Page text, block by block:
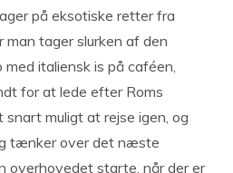
på eksotiske retter fra
man tager slurken af den
italiensk is på caféen,
for at lede efter Roms
snart muligt at rejse igen, og
tænker over det næste
overhovedet starte, når der er